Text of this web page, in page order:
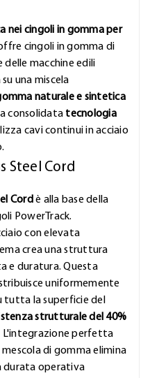
nei cingoli in gomma per
cingoli in gomma di
macchine edili
una miscela
naturale e sintetica
consolidata tecnologia
cavi continui in acciaio
Steel Cord
Cord è alla base della
PowerTrack.
con elevata
crea una struttura
e duratura. Questa
uniformemente
tutta la superficie del
strutturale del 40%
L'integrazione perfetta
di gomma elimina
durata operativa